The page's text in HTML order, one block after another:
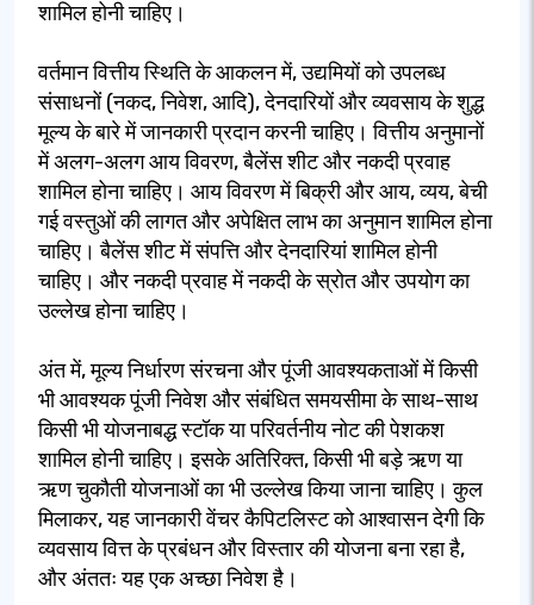
शामिल होनी चाहिए।
वर्तमान वित्तीय स्थिति के आकलन में, उद्यमियों को उपलब्ध
संसाधनों (नकद, निवेश, आदि), देनदारियों और व्यवसाय के शुद्ध
मूल्य के बारे में जानकारी प्रदान करनी चाहिए। वित्तीय अनुमानों
में अलग-अलग आय विवरण, बैलेंस शीट और नकदी प्रवाह
शामिल होना चाहिए। आय विवरण में बिक्री और आय, व्यय, बेची
गई वस्तुओं की लागत और अपेक्षित लाभ का अनुमान शामिल होना
चाहिए। बैलेंस शीट में संपत्ति और देनदारियां शामिल होनी
चाहिए। और नकदी प्रवाह में नकदी के स्रोत और उपयोग का
उल्लेख होना चाहिए।
अंत में, मूल्य निर्धारण संरचना और पूंजी आवश्यकताओं में किसी
भी आवश्यक पूंजी निवेश और संबंधित समयसीमा के साथ-साथ
किसी भी योजनाबद्ध स्टॉक या परिवर्तनीय नोट की पेशकश
शामिल होनी चाहिए। इसके अतिरिक्त, किसी भी बड़े ऋण या
ऋण चुकौती योजनाओं का भी उल्लेख किया जाना चाहिए। कुल
मिलाकर, यह जानकारी वेंचर कैपिटलिस्ट को आश्वासन देगी कि
व्यवसाय वित्त के प्रबंधन और विस्तार की योजना बना रहा है,
और अंततः यह एक अच्छा निवेश है।